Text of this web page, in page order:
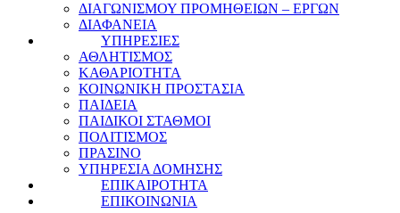
ΔΙΑΓΩΝΙΣΜΟΥ ΠΡΟΜΗΘΕΙΩΝ – ΕΡΓΩΝ
ΔΙΑΦΑΝΕΙΑ
ΥΠΗΡΕΣΙΕΣ
ΑΘΛΗΤΙΣΜΟΣ
ΚΑΘΑΡΙΟΤΗΤΑ
ΚΟΙΝΩΝΙΚΗ ΠΡΟΣΤΑΣΙΑ
ΠΑΙΔΕΙΑ
ΠΑΙΔΙΚΟΙ ΣΤΑΘΜΟΙ
ΠΟΛΙΤΙΣΜΟΣ
ΠΡΑΣΙΝΟ
ΥΠΗΡΕΣΙΑ ΔΟΜΗΣΗΣ
ΕΠΙΚΑΙΡΟΤΗΤΑ
ΕΠΙΚΟΙΝΩΝΙΑ